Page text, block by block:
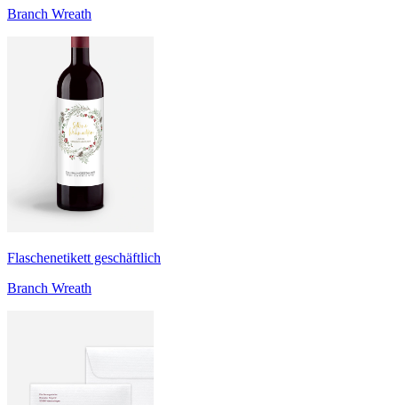
Branch Wreath
Flaschenetikett geschäftlich
Branch Wreath